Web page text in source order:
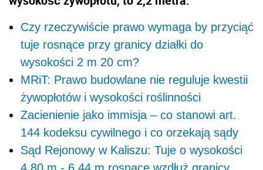
Czy rzeczywiście prawo wymaga by przyciąć
tuje rosnące przy granicy działki do
wysokości 2 m 20 cm?
MRiT: Prawo budowlane nie reguluje kwestii
żywopłotów i wysokości roślinności
Zacienienie jako immisja – co stanowi art.
144 kodeksu cywilnego i co orzekają sądy
Sąd Rejonowy w Kaliszu: Tuje o wysokości
4,80 m - 6,44 m rosnące wzdłuż granicy